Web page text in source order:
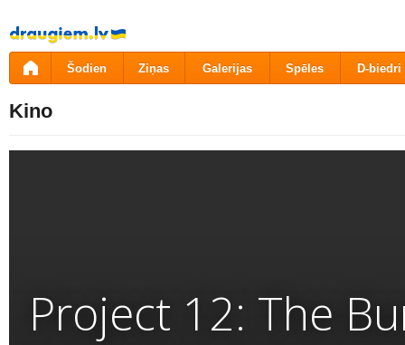
Pāriet
uz
saturu
Šodien Ziņas Galerijas Spēles D-biedri
Kino
Project 12: The